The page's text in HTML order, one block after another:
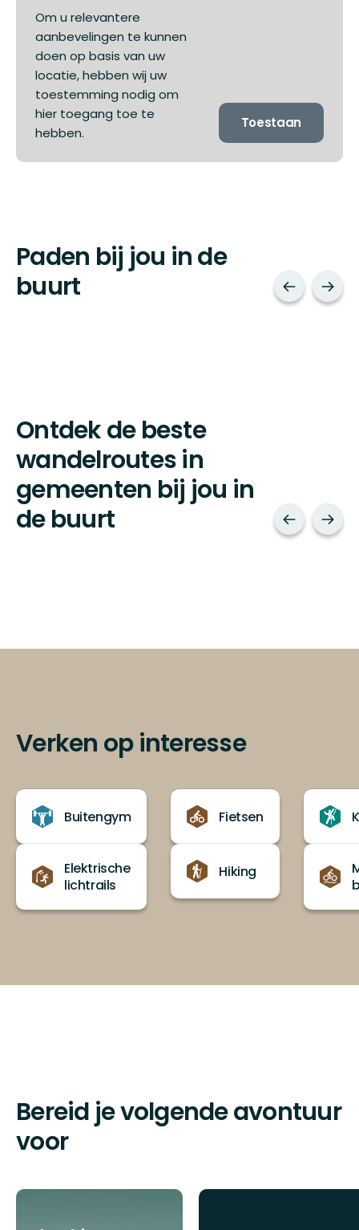
Om u relevantere
aanbevelingen te kunnen
doen op basis van uw
locatie, hebben wij uw
toestemming nodig om
hier toegang toe te
hebben.
Toestaan
Paden bij jou in de
buurt
Ontdek de beste
wandelroutes in
gemeenten bij jou in
de buurt
Verken op interesse
Buitengym
Elektrische
lichtrails
Fietsen
Hiking
Bereid je volgende avontuur
voor